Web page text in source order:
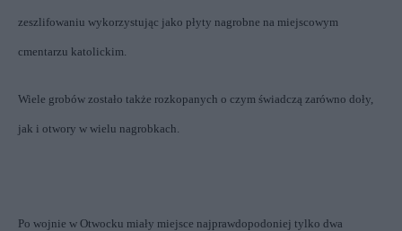
zeszlifowaniu wykorzystując jako płyty nagrobne na miejscowym
cmentarzu katolickim.
Wiele grobów zostało także rozkopanych o czym świadczą zarówno doły,
jak i otwory w wielu nagrobkach.
Po wojnie w Otwocku miały miejsce najprawdopodoniej tylko dwa